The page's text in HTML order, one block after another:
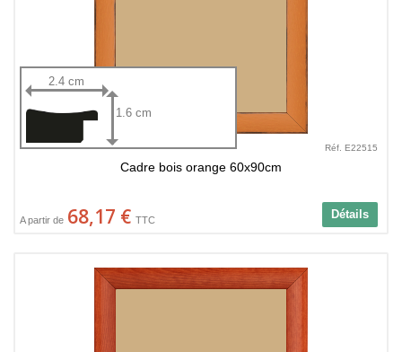
2.4 cm
1.6 cm
Réf. E22515
Cadre bois orange 60x90cm
Détails
A partir de 68,17 € TTC